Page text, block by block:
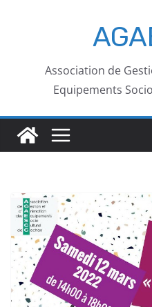
Association de
Equipements